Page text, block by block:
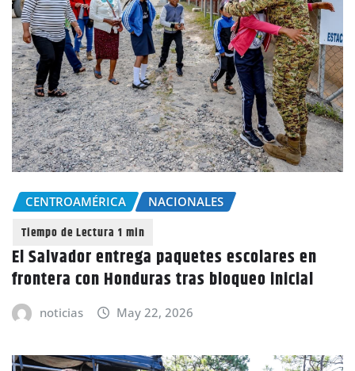
CENTROAMÉRICA NACIONALES
El Salvador entrega paquetes escolares en
frontera con Honduras tras bloqueo inicial
noticias May 22, 2026